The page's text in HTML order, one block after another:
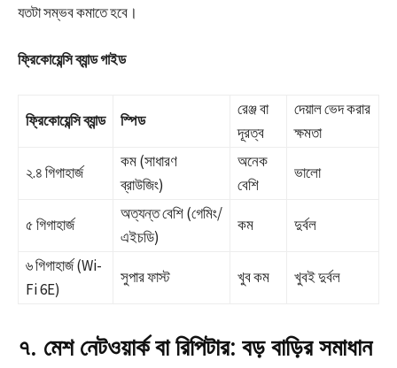
যতটা সম্ভব কমাতে হবে।
ফ্রিকোয়েন্সি ব্যান্ড গাইড
ফ্রিকোয়েন্সি ব্যান্ড স্পিড
রেঞ্জ বা
দূরত্ব
দেয়াল ভেদ করার
ক্ষমতা
২.৪ গিগাহার্জ
কম (সাধারণ
ব্রাউজিং)
অনেক
বেশি
ভালো
৫ গিগাহার্জ
অত্যন্ত বেশি (গেমিং/
এইচডি)
কম দুর্বল
৬ গিগাহার্জ (Wi-
Fi 6E)
সুপার ফাস্ট খুব কম খুবই দুর্বল
৭. মেশ নেটওয়ার্ক বা রিপিটার: বড় বাড়ির সমাধান